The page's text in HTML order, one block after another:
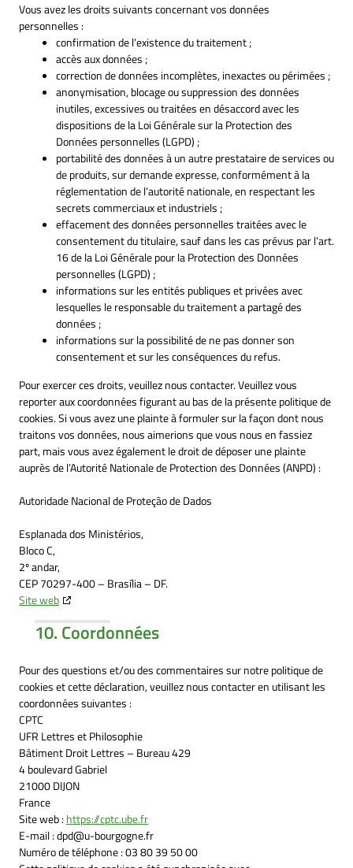
Vous avez les droits suivants concernant vos données
personnelles :
confirmation de l’existence du traitement ;
accès aux données ;
correction de données incomplètes, inexactes ou périmées ;
anonymisation, blocage ou suppression des données
inutiles, excessives ou traitées en désaccord avec les
dispositions de la Loi Générale sur la Protection des
Données personnelles (LGPD) ;
portabilité des données à un autre prestataire de services ou
de produits, sur demande expresse, conformément à la
réglementation de l’autorité nationale, en respectant les
secrets commerciaux et industriels ;
effacement des données personnelles traitées avec le
consentement du titulaire, sauf dans les cas prévus par l’art.
16 de la Loi Générale pour la Protection des Données
personnelles (LGPD) ;
informations sur les entités publiques et privées avec
lesquelles le responsable du traitement a partagé des
données ;
informations sur la possibilité de ne pas donner son
consentement et sur les conséquences du refus.
Pour exercer ces droits, veuillez nous contacter. Veuillez vous
reporter aux coordonnées figurant au bas de la présente politique de
cookies. Si vous avez une plainte à formuler sur la façon dont nous
traitons vos données, nous aimerions que vous nous en fassiez
part, mais vous avez également le droit de déposer une plainte
auprès de l’Autorité Nationale de Protection des Données (ANPD) :
Autoridade Nacional de Proteção de Dados
Esplanada dos Ministérios,
Bloco C,
2º andar,
CEP 70297-400 – Brasília – DF.
Site web
10. Coordonnées
Pour des questions et/ou des commentaires sur notre politique de
cookies et cette déclaration, veuillez nous contacter en utilisant les
coordonnées suivantes :
CPTC
UFR Lettres et Philosophie
Bâtiment Droit Lettres – Bureau 429
4 boulevard Gabriel
21000 DIJON
France
Site web :https://cptc.ube.fr
E-mail :dpd@u-bourgogne.fr
Numéro de téléphone : 03 80 39 50 00